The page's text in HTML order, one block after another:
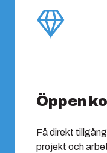
Öppen
Få direkt
projekt och